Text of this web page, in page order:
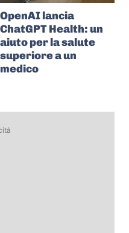
OpenAI lancia
ChatGPT Health: un
aiuto per la salute
superiore a un
medico